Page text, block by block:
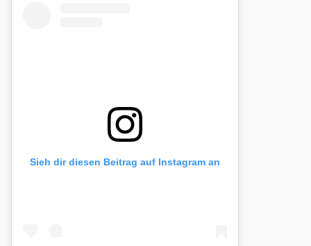
Sieh dir diesen Beitrag auf Instagram an